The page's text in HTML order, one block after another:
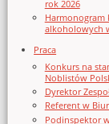
rok 2026
alkoholowych
Praca
Konkurs na
Noblistów
Dyrektor
Referent w
Podinspektor